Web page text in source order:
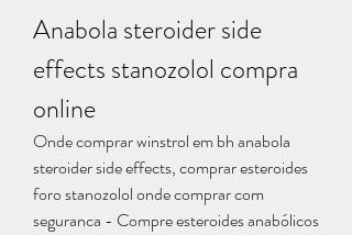
Anabola steroider side
effects stanozolol compra
online
Onde comprar winstrol em bh anabola
steroider side effects, comprar esteroides
foro stanozolol onde comprar com
seguranca - Compre esteroides anabólicos